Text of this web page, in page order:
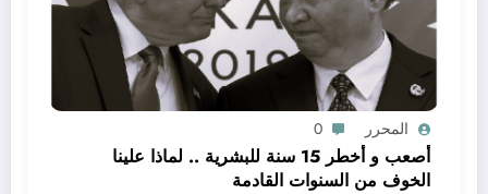
المحرر 0
أصعب و أخطر 15 سنة للبشرية .. لماذا علينا
الخوف من السنوات القادمة